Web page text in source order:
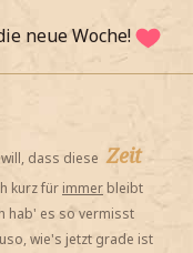
neue Woche!
dass diese Zeit
kurz für immer bleibt
hab' es so vermisst
wie's jetzt grade ist